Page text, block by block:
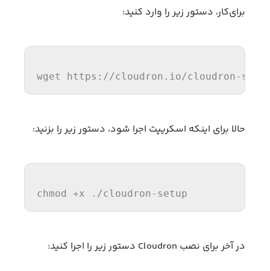
برای‌کار، دستور زیر را وارد کنید:
wget https://cloudron.io/cloudron-
حالا برای اینکه اسکریپت اجرا شود، دستور زیر را بزنید:
chmod +x ./cloudron-setup
در آخر برای نصب Cloudron دستور زیر را اجرا کنید: